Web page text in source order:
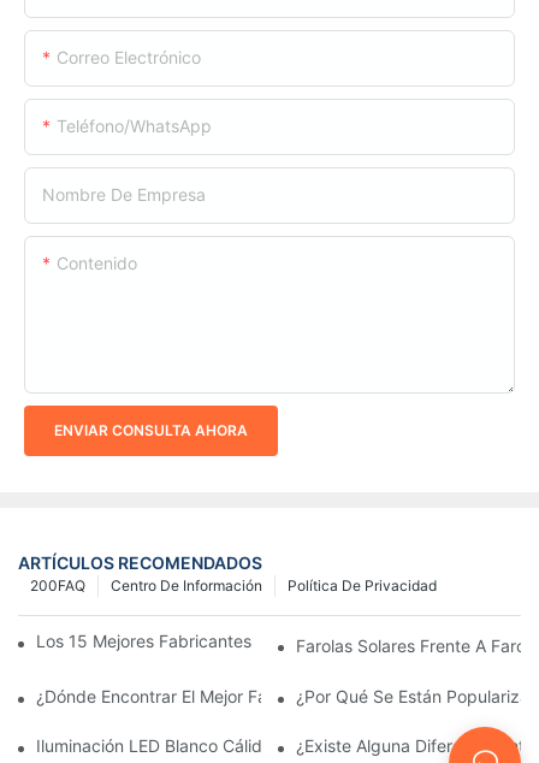
Correo Electrónico
Teléfono/WhatsApp
Nombre De Empresa
Contenido
ENVIAR CONSULTA AHORA
ARTÍCULOS RECOMENDADOS
Política De Privacidad
Centro De Información
200FAQ
Los 15 Mejores Fabricantes De Farolas Solares Del Mundo
Farolas Solares Frente A
¿Dónde Encontrar El Mejor Fabricante De Farolas Solares?
¿Por Qué Se Están
Iluminación LED Blanco Cálido Vs. Blanco Suave
¿Existe Alguna Diferencia